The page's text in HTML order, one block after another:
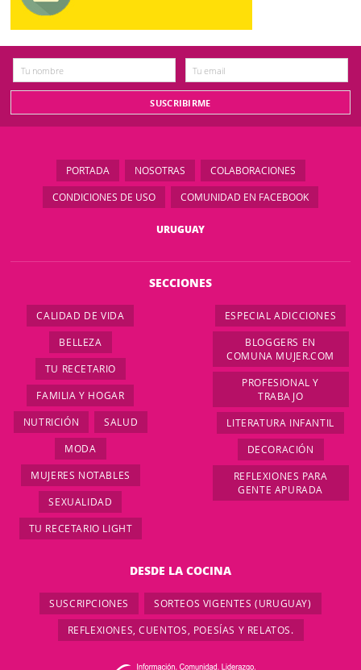
PORTADA NOSOTRAS COLABORACIONES
CONDICIONES DE USO COMUNIDAD EN FACEBOOK
URUGUAY
SECCIONES
CALIDAD DE VIDA
BELLEZA
TU RECETARIO
FAMILIA Y HOGAR
NUTRICIÓN SALUD
MODA
MUJERES NOTABLES
SEXUALIDAD
TU RECETARIO LIGHT
ESPECIAL ADICCIONES
BLOGGERS EN
COMUNA MUJER.COM
PROFESIONAL Y
TRABAJO
LITERATURA INFANTIL
DECORACIÓN
REFLEXIONES PARA
GENTE APURADA
DESDE LA COCINA
SUSCRIPCIONES SORTEOS VIGENTES (URUGUAY)
REFLEXIONES, CUENTOS, POESÍAS Y RELATOS.